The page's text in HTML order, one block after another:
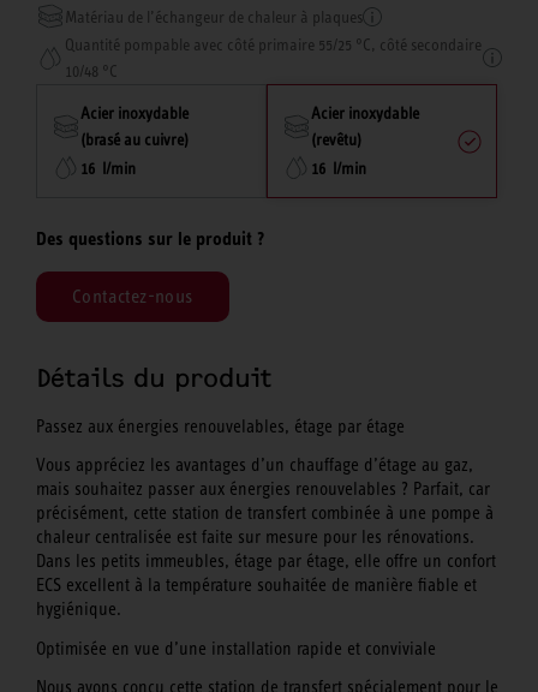
Matériau de l’échangeur de chaleur à plaques
Quantité pompable avec côté primaire 55/25 °C, côté secondaire
10/48 °C
Acier inoxydable
(brasé au cuivre)
16 l/min
Acier inoxydable
(revêtu)
16 l/min
Des questions sur le produit ?
Contactez-nous
Détails du produit
Passez aux énergies renouvelables, étage par étage
Vous appréciez les avantages d’un chauffage d’étage au gaz,
mais souhaitez passer aux énergies renouvelables ? Parfait, car
précisément, cette station de transfert combinée à une pompe à
chaleur centralisée est faite sur mesure pour les rénovations.
Dans les petits immeubles, étage par étage, elle offre un confort
ECS excellent à la température souhaitée de manière fiable et
hygiénique.
Optimisée en vue d’une installation rapide et conviviale
Nous avons conçu cette station de transfert spécialement pour le